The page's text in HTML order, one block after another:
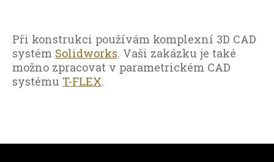
Při konstrukci používám komplexní 3D CAD
systém Solidworks. Vaši zakázku je také
možno zpracovat v parametrickém CAD
systému T-FLEX.